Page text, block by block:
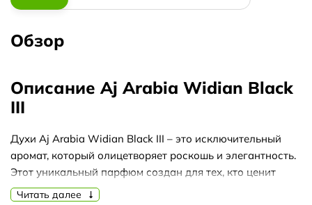
Обзор
Описание Aj Arabia Widian Black
III
Духи Aj Arabia Widian Black III – это исключительный
аромат, который олицетворяет роскошь и элегантность.
Этот уникальный парфюм создан для тех, кто ценит
индивидуальность и стремится подчеркнуть свою
Читать далее